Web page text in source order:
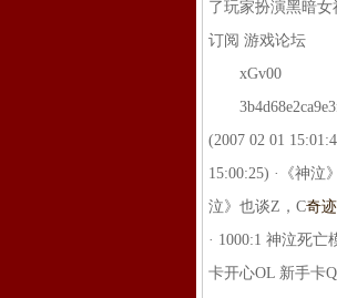
了玩家扮演黑暗
订阅 游戏论坛
xGv00
(2007 02 01
15:00:25) ·《神泣
泣》也谈Z，C奇
· 1000:1 神泣死
卡开心OL 新手卡